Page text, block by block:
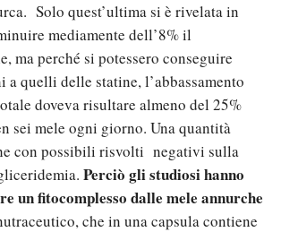
Solo quest’ultima si è rivelata in
mediamente dell’8% il
ma perché si potessero conseguire
quelli delle statine, l’abbassamento
doveva risultare almeno del 25%
sei mele ogni giorno. Una quantità
con possibili risvolti negativi sulla
Perciò gli studiosi hanno
un fitocomplesso dalle mele annurche
che in una capsula contiene